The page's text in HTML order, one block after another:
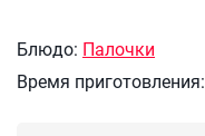
Блюдо: Палочки
Время приготовления: